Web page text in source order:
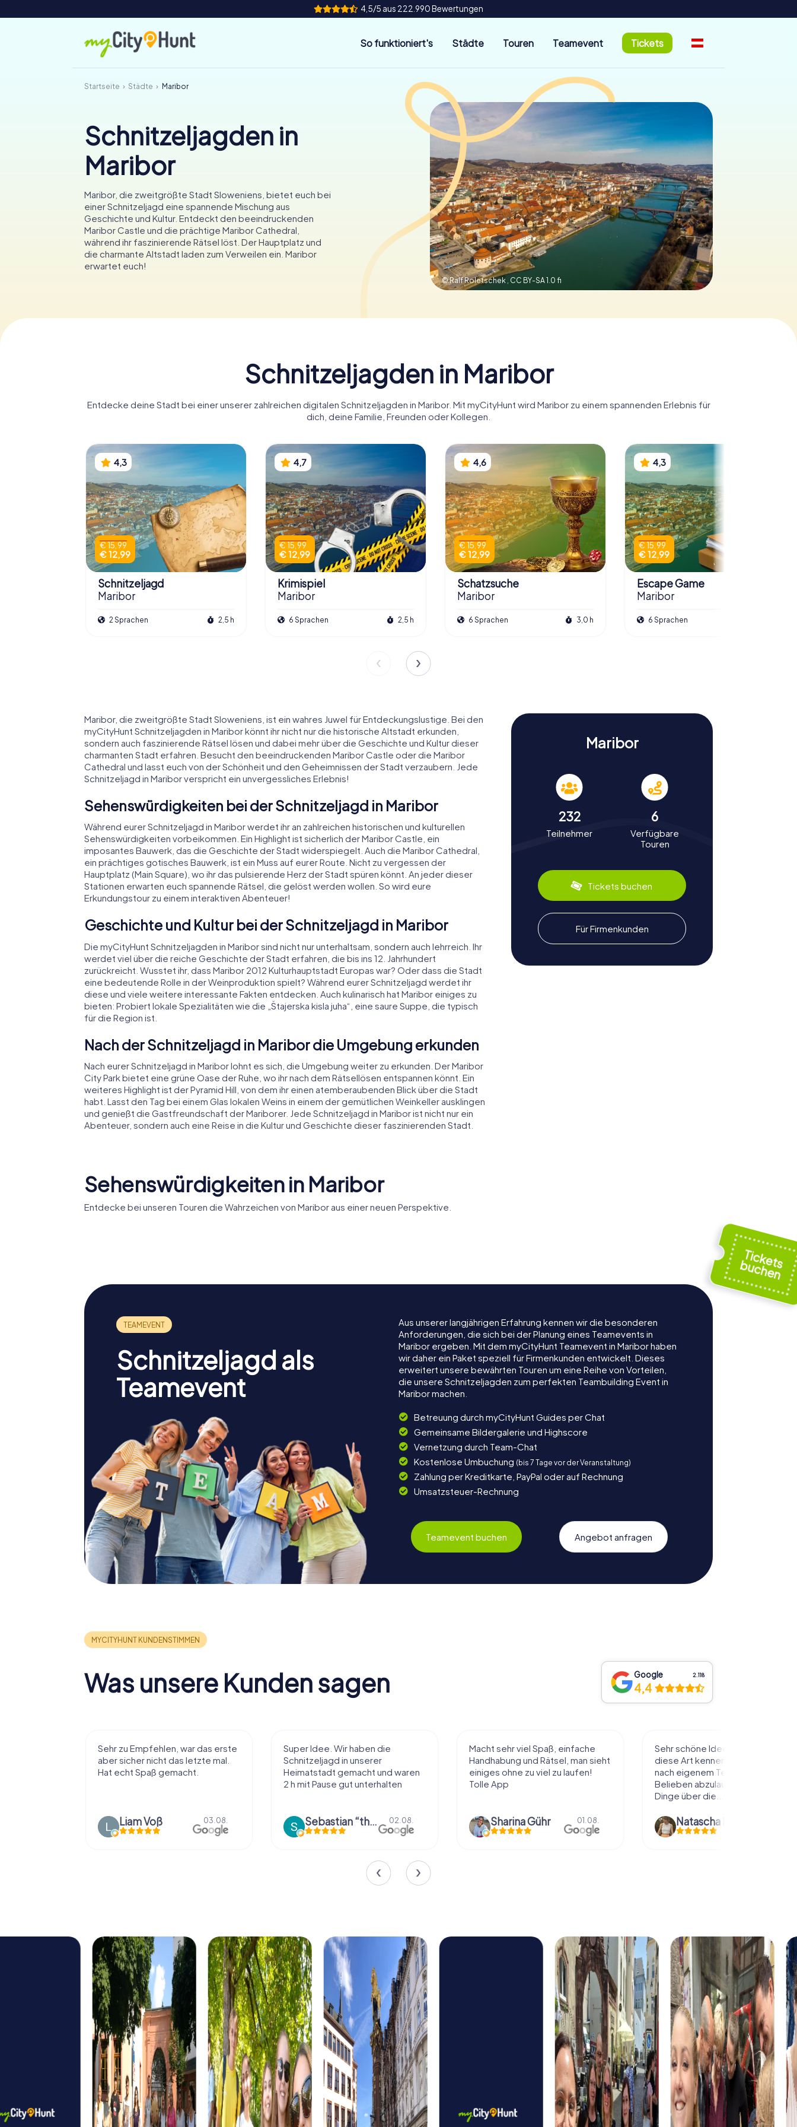
4,5/5 aus 222.990 Bewertungen
So funktioniert's Städte Touren Teamevent Tickets
Startseite Städte Maribor
Schnitzeljagden in
Maribor
Maribor, die zweitgrößte Stadt Sloweniens, bietet euch bei
einer Schnitzeljagd eine spannende Mischung aus
Geschichte und Kultur. Entdeckt den beeindruckenden
Maribor Castle und die prächtige Maribor Cathedral,
während ihr faszinierende Rätsel löst. Der Hauptplatz und
die charmante Altstadt laden zum Verweilen ein. Maribor
erwartet euch!
© Ralf Roletschek , CC BY-SA 1.0 fi
Schnitzeljagden in Maribor
Entdecke deine Stadt bei einer unserer zahlreichen digitalen Schnitzeljagden in Maribor. Mit myCityHunt wird Maribor zu einem spannenden Erlebnis für
dich, deine Familie, Freunden oder Kollegen.
4,3
€ 15,99
€ 12,99
Schnitzeljagd
Maribor
2 Sprachen 2,5 h
4,7
€ 15,99
€ 12,99
Krimispiel
Maribor
6 Sprachen 2,5 h
4,6
€ 15,99
€ 12,99
Schatzsuche
Maribor
6 Sprachen 3,0 h
4,3
€ 15,99
€ 12,99
Escape Game
Maribor
6 Sprachen
Maribor, die zweitgrößte Stadt Sloweniens, ist ein wahres Juwel für Entdeckungslustige. Bei den
myCityHunt Schnitzeljagden in Maribor könnt ihr nicht nur die historische Altstadt erkunden,
sondern auch faszinierende Rätsel lösen und dabei mehr über die Geschichte und Kultur dieser
charmanten Stadt erfahren. Besucht den beeindruckenden Maribor Castle oder die Maribor
Cathedral und lasst euch von der Schönheit und den Geheimnissen der Stadt verzaubern. Jede
Schnitzeljagd in Maribor verspricht ein unvergessliches Erlebnis!
Sehenswürdigkeiten bei der Schnitzeljagd in Maribor
Während eurer Schnitzeljagd in Maribor werdet ihr an zahlreichen historischen und kulturellen
Sehenswürdigkeiten vorbeikommen. Ein Highlight ist sicherlich der Maribor Castle, ein
imposantes Bauwerk, das die Geschichte der Stadt widerspiegelt. Auch die Maribor Cathedral,
ein prächtiges gotisches Bauwerk, ist ein Muss auf eurer Route. Nicht zu vergessen der
Hauptplatz (Main Square), wo ihr das pulsierende Herz der Stadt spüren könnt. An jeder dieser
Stationen erwarten euch spannende Rätsel, die gelöst werden wollen. So wird eure
Erkundungstour zu einem interaktiven Abenteuer!
Geschichte und Kultur bei der Schnitzeljagd in Maribor
Die myCityHunt Schnitzeljagden in Maribor sind nicht nur unterhaltsam, sondern auch lehrreich. Ihr
werdet viel über die reiche Geschichte der Stadt erfahren, die bis ins 12. Jahrhundert
zurückreicht. Wusstet ihr, dass Maribor 2012 Kulturhauptstadt Europas war? Oder dass die Stadt
eine bedeutende Rolle in der Weinproduktion spielt? Während eurer Schnitzeljagd werdet ihr
diese und viele weitere interessante Fakten entdecken. Auch kulinarisch hat Maribor einiges zu
bieten: Probiert lokale Spezialitäten wie die „Štajerska kisla juha“, eine saure Suppe, die typisch
für die Region ist.
Nach der Schnitzeljagd in Maribor die Umgebung erkunden
Nach eurer Schnitzeljagd in Maribor lohnt es sich, die Umgebung weiter zu erkunden. Der Maribor
City Park bietet eine grüne Oase der Ruhe, wo ihr nach dem Rätsellösen entspannen könnt. Ein
weiteres Highlight ist der Pyramid Hill, von dem ihr einen atemberaubenden Blick über die Stadt
habt. Lasst den Tag bei einem Glas lokalen Weins in einem der gemütlichen Weinkeller ausklingen
und genießt die Gastfreundschaft der Mariborer. Jede Schnitzeljagd in Maribor ist nicht nur ein
Abenteuer, sondern auch eine Reise in die Kultur und Geschichte dieser faszinierenden Stadt.
Maribor
232
Teilnehmer
6
Verfügbare
Touren
Tickets buchen
Für Firmenkunden
Sehenswürdigkeiten in Maribor
Entdecke bei unseren Touren die Wahrzeichen von Maribor aus einer neuen Perspektive.
Schnitzeljagd als
Teamevent
Aus unserer langjährigen Erfahrung kennen wir die besonderen
Anforderungen, die sich bei der Planung eines Teamevents in
Maribor ergeben. Mit dem myCityHunt Teamevent in Maribor haben
wir daher ein Paket speziell für Firmenkunden entwickelt. Dieses
erweitert unsere bewährten Touren um eine Reihe von Vorteilen,
die unsere Schnitzeljagden zum perfekten Teambuilding Event in
Maribor machen.
Betreuung durch myCityHunt Guides per Chat
Gemeinsame Bildergalerie und Highscore
Vernetzung durch Team-Chat
Kostenlose Umbuchung (bis 7 Tage vor der Veranstaltung)
Zahlung per Kreditkarte, PayPal oder auf Rechnung
Umsatzsteuer-Rechnung
Teamevent buchen Angebot anfragen
Was unsere Kunden sagen Google 2.118
4,4
Sehr zu Empfehlen, war das erste
aber sicher nicht das letzte mal.
Hat echt Spaß gemacht.
Liam Voß 03.08.
Super Idee. Wir haben die
Schnitzeljagd in unserer
Heimatstadt gemacht und waren
2 h mit Pause gut unterhalten
Sebastian “the sleeping Boxer Dog” Röhner 02.08.
Macht sehr viel Spaß, einfache
Handhabung und Rätsel, man sieht
einiges ohne zu viel zu laufen!
Tolle App
Sharina Gühr 01.08.
Sehr schöne Idee die Stadt auf
diese Art kennenzulernen. Alles
nach eigenem Tempo und
Belieben abzulaufen und dabei
Dinge über die...